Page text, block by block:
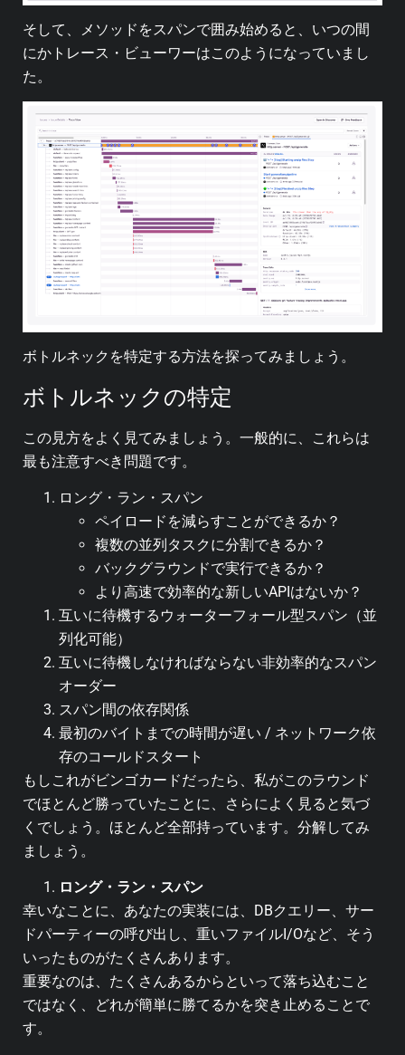
そして、メソッドをスパンで囲み始めると、いつの間
にかトレース・ビューワーはこのようになっていまし
た。
ボトルネックを特定する方法を探ってみましょう。
ボトルネックの特定
この見方をよく見てみましょう。一般的に、これらは
最も注意すべき問題です。
ロング・ラン・スパン
ペイロードを減らすことができるか？
複数の並列タスクに分割できるか？
バックグラウンドで実行できるか？
より高速で効率的な新しいAPIはないか？
互いに待機するウォーターフォール型スパン（並
列化可能）
互いに待機しなければならない非効率的なスパン
オーダー
スパン間の依存関係
最初のバイトまでの時間が遅い / ネットワーク依
存のコールドスタート
もしこれがビンゴカードだったら、私がこのラウンド
でほとんど勝っていたことに、さらによく見ると気づ
くでしょう。ほとんど全部持っています。分解してみ
ましょう。
ロング・ラン・スパン
幸いなことに、あなたの実装には、DBクエリー、サー
ドパーティーの呼び出し、重いファイルI/Oなど、そう
いったものがたくさんあります。
重要なのは、たくさんあるからといって落ち込むこと
ではなく、どれが簡単に勝てるかを突き止めることで
す。